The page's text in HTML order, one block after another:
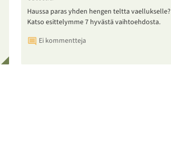
Haussa paras yhden hengen teltta vaellukselle?
Katso esittelymme 7 hyvästä vaihtoehdosta.
Ei kommentteja